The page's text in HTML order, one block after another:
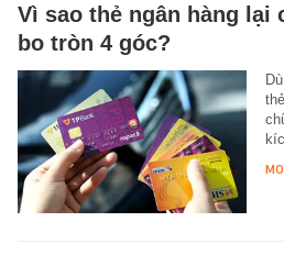
Vì sao thẻ ngân hàng lại
bo tròn 4 góc?